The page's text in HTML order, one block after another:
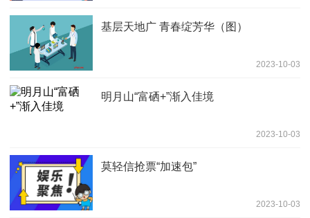
基层天地广 青春绽芳华（图）
2023-10-03
明月山“富硒+”渐入佳境
2023-10-03
莫轻信抢票“加速包”
2023-10-03